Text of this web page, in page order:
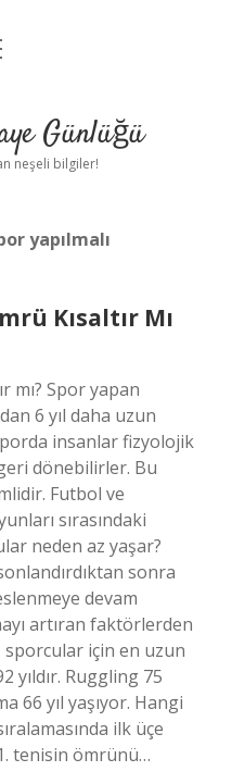
Günlüğü
neşeli bilgiler!
yapılmalı
Kısaltır Mı
mı? Spor yapan
6 yıl daha uzun
insanlar fizyolojik
dönebilirler. Bu
Futbol ve
sırasındaki
neden az yaşar?
sonra
devam
artıran faktörlerden
sporcular için en uzun
yıldır. Ruggling 75
66 yıl yaşıyor. Hangi
ilk üçe
tenisin ömrünü…